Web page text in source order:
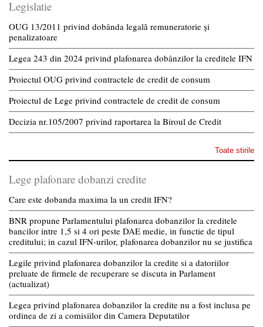
Legislatie
OUG 13/2011 privind dobânda legală remuneratorie și
penalizatoare
Legea 243 din 2024 privind plafonarea dobânzilor la creditele IFN
Proiectul OUG privind contractele de credit de consum
Proiectul de Lege privind contractele de credit de consum
Decizia nr.105/2007 privind raportarea la Biroul de Credit
Toate stirile
Lege plafonare dobanzi credite
Care este dobanda maxima la un credit IFN?
BNR propune Parlamentului plafonarea dobanzilor la creditele
bancilor intre 1,5 si 4 ori peste DAE medie, in functie de tipul
creditului; in cazul IFN-urilor, plafonarea dobanzilor nu se justifica
Legile privind plafonarea dobanzilor la credite si a datoriilor
preluate de firmele de recuperare se discuta in Parlament
(actualizat)
Legea privind plafonarea dobanzilor la credite nu a fost inclusa pe
ordinea de zi a comisiilor din Camera Deputatilor